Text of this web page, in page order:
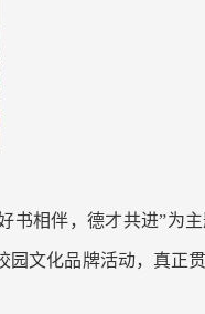
书相伴，德才共进”为
文化品牌活动，真正